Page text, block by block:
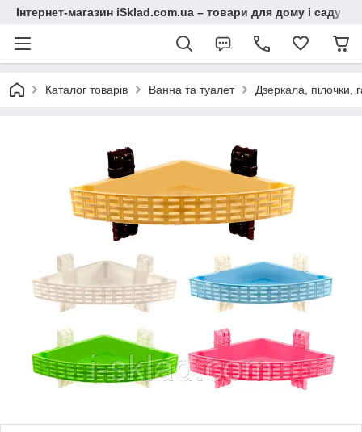
Інтернет-магазин iSklad.com.ua – товари для дому і саду
Каталог товарів Ванна та туалет Дзеркала, пілочки,